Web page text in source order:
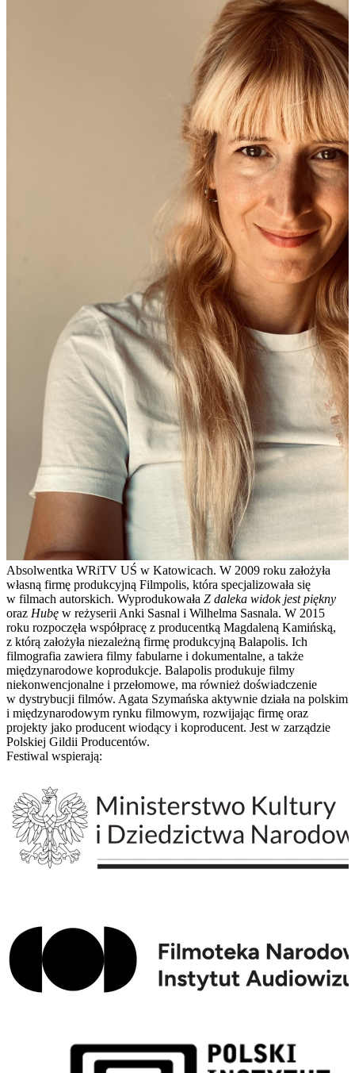
Absolwentka WRiTV UŚ w Katowicach. W 2009 roku założyła
własną firmę produkcyjną Filmpolis, która specjalizowała się
w filmach autorskich. Wyprodukowała Z daleka widok jest piękny
oraz Hubę w reżyserii Anki Sasnal i Wilhelma Sasnala. W 2015
roku rozpoczęła współpracę z producentką Magdaleną Kamińską,
z którą założyła niezależną firmę produkcyjną Balapolis. Ich
filmografia zawiera filmy fabularne i dokumentalne, a także
międzynarodowe koprodukcje. Balapolis produkuje filmy
niekonwencjonalne i przełomowe, ma również doświadczenie
w dystrybucji filmów. Agata Szymańska aktywnie działa na polskim
i międzynarodowym rynku filmowym, rozwijając firmę oraz
projekty jako producent wiodący i koproducent. Jest w zarządzie
Polskiej Gildii Producentów.
Festiwal wspierają: